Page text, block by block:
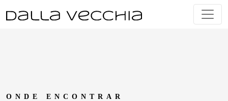
ONDE ENCONTRAR